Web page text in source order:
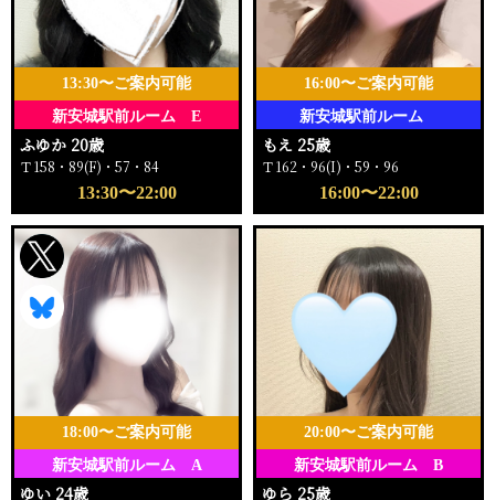
新安城駅前ルーム E
13:30〜ご案内可能
ふゆか 20歳
Ｔ158・89(F)・57・84
13:30〜22:00
新安城駅前ルーム
16:00〜ご案内可能
もえ 25歳
Ｔ162・96(I)・59・96
16:00〜22:00
新安城駅前ルーム A
18:00〜ご案内可能
ゆい 24歳
新安城駅前ルーム B
20:00〜ご案内可能
ゆら 25歳